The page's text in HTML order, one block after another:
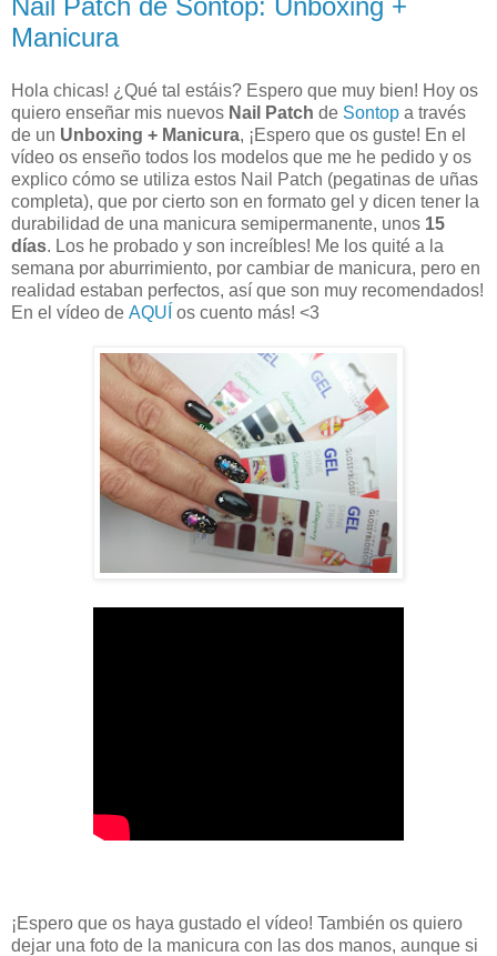
Nail Patch de Sontop: Unboxing +
Manicura
Hola chicas! ¿Qué tal estáis? Espero que muy bien! Hoy os
quiero enseñar mis nuevos Nail Patch de Sontop a través
de un Unboxing + Manicura, ¡Espero que os guste! En el
vídeo os enseño todos los modelos que me he pedido y os
explico cómo se utiliza estos Nail Patch (pegatinas de uñas
completa), que por cierto son en formato gel y dicen tener la
durabilidad de una manicura semipermanente, unos 15
días. Los he probado y son increíbles! Me los quité a la
semana por aburrimiento, por cambiar de manicura, pero en
realidad estaban perfectos, así que son muy recomendados!
En el vídeo de AQUÍ os cuento más! <3
¡Espero que os haya gustado el vídeo! También os quiero
dejar una foto de la manicura con las dos manos, aunque si